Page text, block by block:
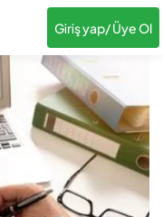
Giriş yap/ Üye Ol